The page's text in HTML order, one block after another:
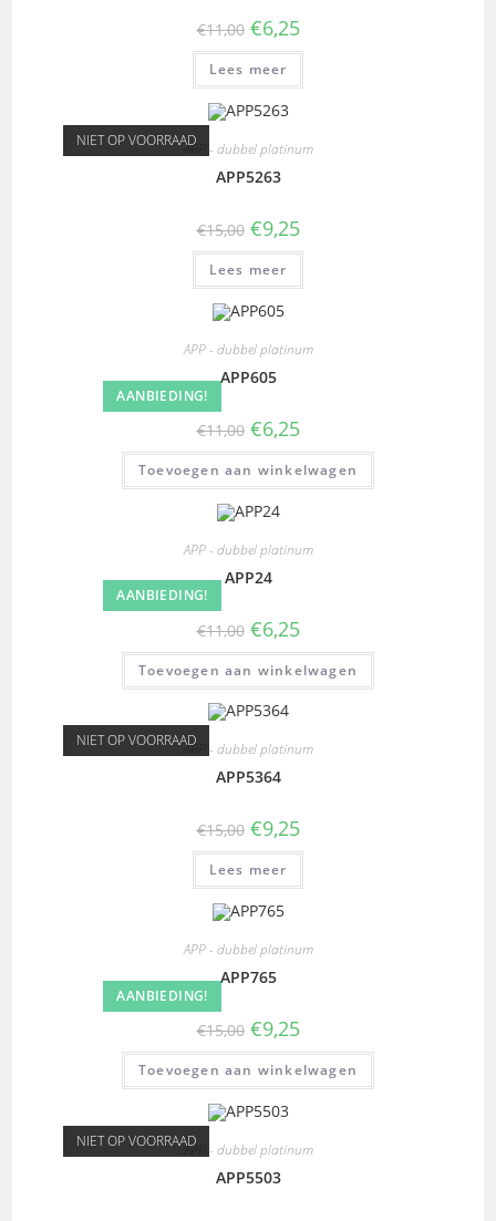
€11,00 €6,25
Lees meer
NIET OP VOORRAADAPP - dubbel platinum
APP5263
€15,00 €9,25
Lees meer
AANBIEDING!
APP - dubbel platinum
APP605
€11,00 €6,25
Toevoegen aan winkelwagen
AANBIEDING!
APP - dubbel platinum
APP24
€11,00 €6,25
Toevoegen aan winkelwagen
NIET OP VOORRAADAPP - dubbel platinum
APP5364
€15,00 €9,25
Lees meer
AANBIEDING!
APP - dubbel platinum
APP765
€15,00 €9,25
Toevoegen aan winkelwagen
NIET OP VOORRAADAPP - dubbel platinum
APP5503